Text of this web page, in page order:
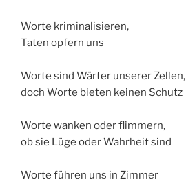
Worte kriminalisieren,
Taten opfern uns
Worte sind Wärter unserer Zellen,
doch Worte bieten keinen Schutz
Worte wanken oder flimmern,
ob sie Lüge oder Wahrheit sind
Worte führen uns in Zimmer